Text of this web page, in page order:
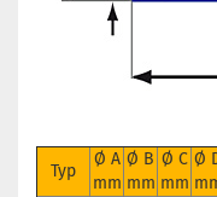
Typ
Ø A
mm
Ø B
mm
Ø C
mm
Ø